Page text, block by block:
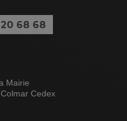
68 68
Mairie
Cedex